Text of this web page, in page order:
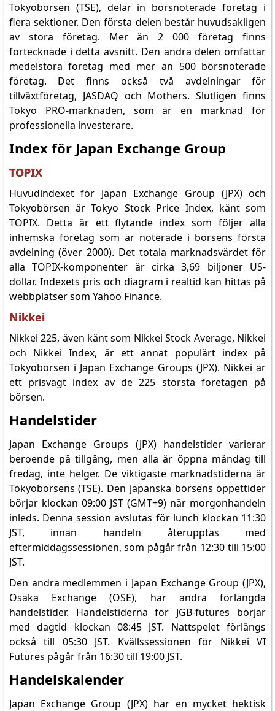
Tokyobörsen (TSE), delar in börsnoterade företag i
flera sektioner. Den första delen består huvudsakligen
av stora företag. Mer än 2 000 företag finns
förtecknade i detta avsnitt. Den andra delen omfattar
medelstora företag med mer än 500 börsnoterade
företag. Det finns också två avdelningar för
tillväxtföretag, JASDAQ och Mothers. Slutligen finns
Tokyo PRO-marknaden, som är en marknad för
professionella investerare.
Index för Japan Exchange Group
TOPIX
Huvudindexet för Japan Exchange Group (JPX) och
Tokyobörsen är Tokyo Stock Price Index, känt som
TOPIX. Detta är ett flytande index som följer alla
inhemska företag som är noterade i börsens första
avdelning (över 2000). Det totala marknadsvärdet för
alla TOPIX-komponenter är cirka 3,69 biljoner US-
dollar. Indexets pris och diagram i realtid kan hittas på
webbplatser som Yahoo Finance.
Nikkei
Nikkei 225, även känt som Nikkei Stock Average, Nikkei
och Nikkei Index, är ett annat populärt index på
Tokyobörsen i Japan Exchange Groups (JPX). Nikkei är
ett prisvägt index av de 225 största företagen på
börsen.
Handelstider
Japan Exchange Groups (JPX) handelstider varierar
beroende på tillgång, men alla är öppna måndag till
fredag, inte helger. De viktigaste marknadstiderna är
Tokyobörsens (TSE). Den japanska börsens öppettider
börjar klockan 09:00 JST (GMT+9) när morgonhandeln
inleds. Denna session avslutas för lunch klockan 11:30
JST, innan handeln återupptas med
eftermiddagssessionen, som pågår från 12:30 till 15:00
JST.
Den andra medlemmen i Japan Exchange Group (JPX),
Osaka Exchange (OSE), har andra förlängda
handelstider. Handelstiderna för JGB-futures börjar
med dagtid klockan 08:45 JST. Nattspelet förlängs
också till 05:30 JST. Kvällssessionen för Nikkei VI
Futures pågår från 16:30 till 19:00 JST.
Handelskalender
Japan Exchange Group (JPX) har en mycket hektisk